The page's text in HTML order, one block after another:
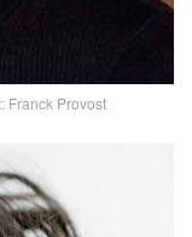
Franck Provost